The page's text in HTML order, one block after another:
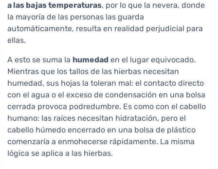
a las bajas temperaturas, por lo que la nevera, donde
la mayoría de las personas las guarda
automáticamente, resulta en realidad perjudicial para
ellas.
A esto se suma la humedad en el lugar equivocado.
Mientras que los tallos de las hierbas necesitan
humedad, sus hojas la toleran mal: el contacto directo
con el agua o el exceso de condensación en una bolsa
cerrada provoca podredumbre. Es como con el cabello
humano: las raíces necesitan hidratación, pero el
cabello húmedo encerrado en una bolsa de plástico
comenzaría a enmohecerse rápidamente. La misma
lógica se aplica a las hierbas.